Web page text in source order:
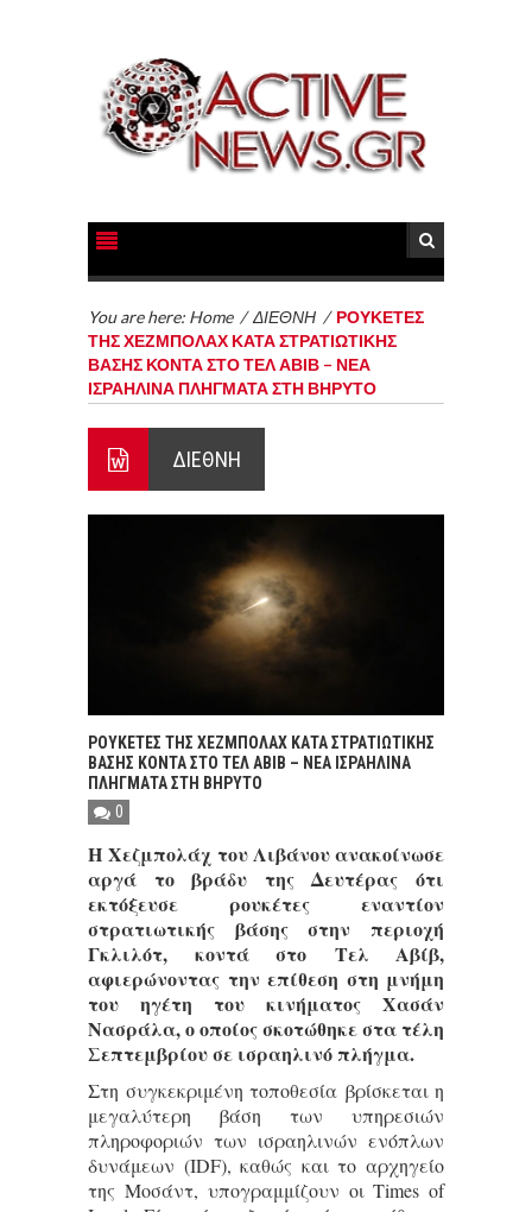
You are here: Home /ΔΙΕΘΝΗ / ΡΟΥΚΕΤΕΣ
ΤΗΣ ΧΕΖΜΠΟΛΑΧ ΚΑΤΑ ΣΤΡΑΤΙΩΤΙΚΗΣ
ΒΑΣΗΣ ΚΟΝΤΑ ΣΤΟ ΤΕΛ ΑΒΙΒ – ΝΕΑ
ΙΣΡΑΗΛΙΝΑ ΠΛΗΓΜΑΤΑ ΣΤΗ ΒΗΡΥΤΟ
ΔΙΕΘΝΗ
ΡΟΥΚΕΤΕΣ ΤΗΣ ΧΕΖΜΠΟΛΑΧ ΚΑΤΑ ΣΤΡΑΤΙΩΤΙΚΗΣ
ΒΑΣΗΣ ΚΟΝΤΑ ΣΤΟ ΤΕΛ ΑΒΙΒ – ΝΕΑ ΙΣΡΑΗΛΙΝΑ
ΠΛΗΓΜΑΤΑ ΣΤΗ ΒΗΡΥΤΟ
0
Η Χεζμπολάχ του Λιβάνου ανακοίνωσε
αργά το βράδυ της Δευτέρας ότι
εκτόξευσε ρουκέτες εναντίον
στρατιωτικής βάσης στην περιοχή
Γκλιλότ, κοντά στο Τελ Αβίβ,
αφιερώνοντας την επίθεση στη μνήμη
του ηγέτη του κινήματος Χασάν
Νασράλα, ο οποίος σκοτώθηκε στα τέλη
Σεπτεμβρίου σε ισραηλινό πλήγμα.
Στη συγκεκριμένη τοποθεσία βρίσκεται η
μεγαλύτερη βάση των υπηρεσιών
πληροφοριών των ισραηλινών ενόπλων
δυνάμεων (IDF), καθώς και το αρχηγείο
της Μοσάντ, υπογραμμίζουν οι Times of